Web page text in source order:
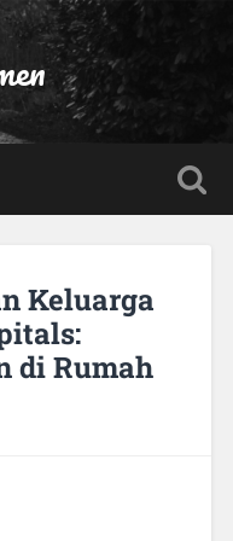
Keluarga
di Rumah